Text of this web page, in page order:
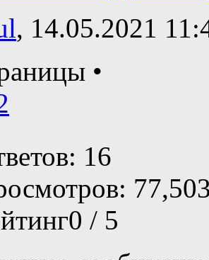
, 14.05.2021
•
16
/ 5